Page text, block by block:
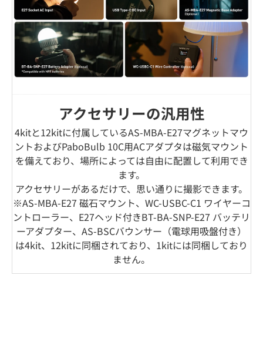
アクセサリーの汎用性
4kitと12kitに付属しているAS-MBA-E27マグネットマウ
ントおよびPaboBulb 10C用ACアダプタは磁気マウント
を備えており、場所によっては自由に配置して利用でき
ます。
アクセサリーがあるだけで、思い通りに撮影できます。
※AS-MBA-E27 磁石マウント、WC-USBC-C1 ワイヤーコ
ントローラー、E27ヘッド付きBT-BA-SNP-E27 バッテリ
ーアダプター、AS-BSCバウンサー（電球用吸盤付き）
は4kit、12kitに同梱されており、1kitには同梱しており
ません。